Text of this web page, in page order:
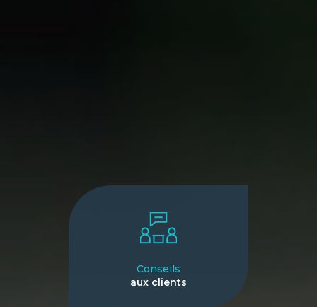
Conseils
aux clients